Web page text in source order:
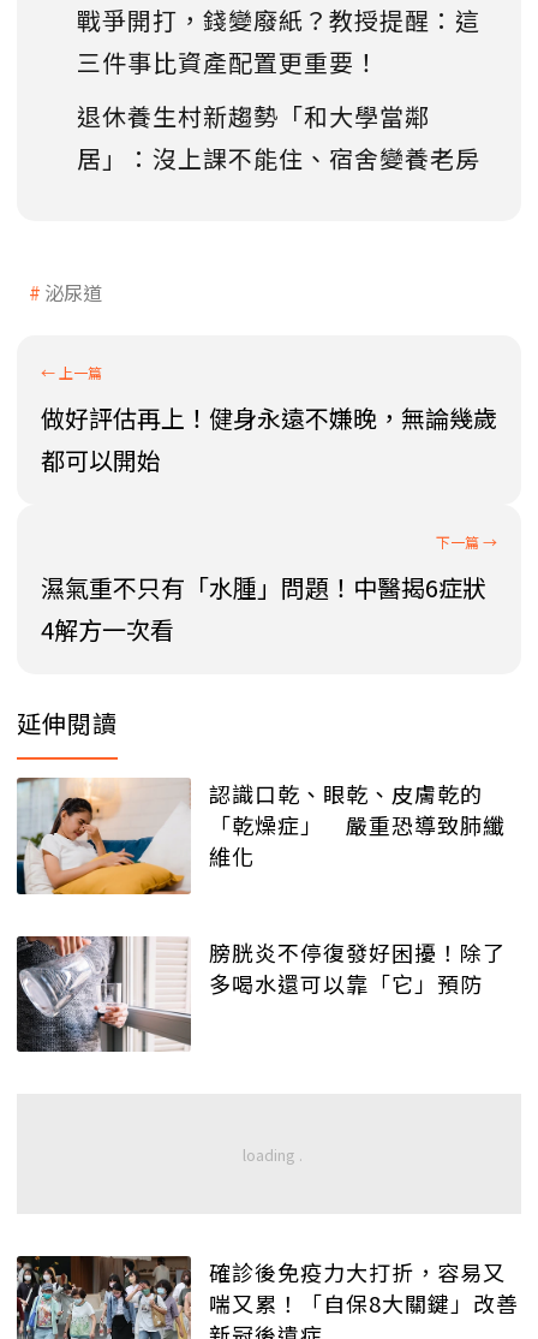
戰爭開打，錢變廢紙？教授提醒：這
三件事比資產配置更重要！
退休養生村新趨勢「和大學當鄰
居」：沒上課不能住、宿舍變養老房
泌尿道
做好評估再上！健身永遠不嫌晚，無論幾歲
都可以開始
濕氣重不只有「水腫」問題！中醫揭6症狀
4解方一次看
延伸閱讀
認識口乾、眼乾、皮膚乾的
「乾燥症」 嚴重恐導致肺纖
維化
膀胱炎不停復發好困擾！除了
多喝水還可以靠「它」預防
確診後免疫力大打折，容易又
喘又累！「自保8大關鍵」改善